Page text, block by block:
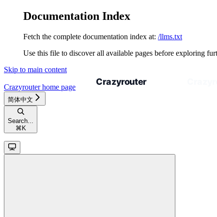
Documentation Index
Fetch the complete documentation index at: /llms.txt
Use this file to discover all available pages before exploring
Skip to main content
Crazyrouterhome page
简体中文
Search...
⌘ K